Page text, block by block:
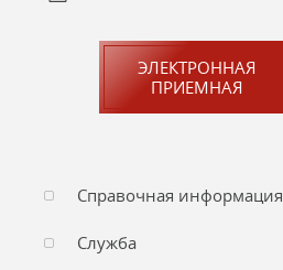
ЭЛЕКТРОННАЯ
ПРИЕМНАЯ
Справочная информация
Служба